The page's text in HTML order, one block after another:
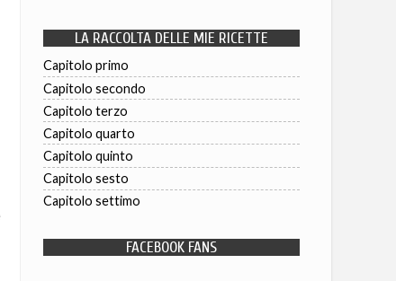
LA RACCOLTA DELLE MIE RICETTE
Capitolo primo
Capitolo secondo
Capitolo terzo
Capitolo quarto
Capitolo quinto
Capitolo sesto
Capitolo settimo
FACEBOOK FANS